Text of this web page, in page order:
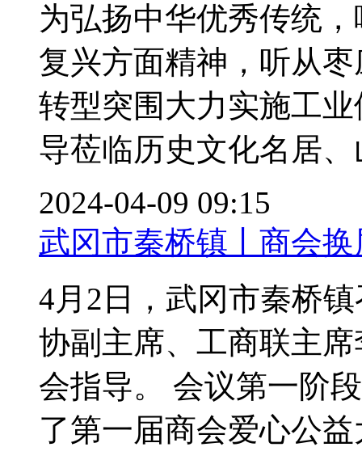
为弘扬中华优秀传统
复兴方面精神，听从
转型突围大力实施工
导莅临历史文化名居、
2024-04-09 09:15
武冈市秦桥镇丨商会
4月2日，武冈市秦桥
协副主席、工商联主
会指导。 会议第一阶
了第一届商会爱心公益